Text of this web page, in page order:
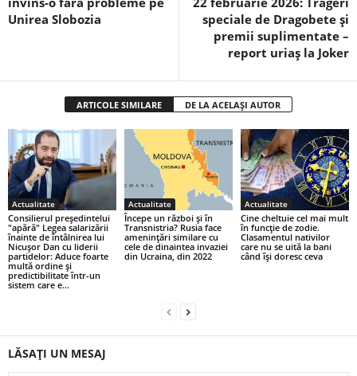
Unirea Slobozia
speciale de Dragobete și
premii suplimentate –
report uriaș la Joker
ARTICOLE SIMILARE DE LA ACELAȘI AUTOR
Actualitate
Consilierul președintelui
"apără" Legea salarizării
înainte de întâlnirea lui
Nicuşor Dan cu liderii
partidelor: Aduce foarte
multă ordine şi
predictibilitate într-un
sistem care e...
Actualitate
Începe un război și în
Transnistria? Rusia face
amenințări similare cu
cele de dinaintea invaziei
din Ucraina, din 2022
Actualitate
Cine cheltuie cel mai mult
în funcție de zodie.
Clasamentul nativilor
care nu se uită la bani
când își doresc ceva
LĂSAȚI UN MESAJ